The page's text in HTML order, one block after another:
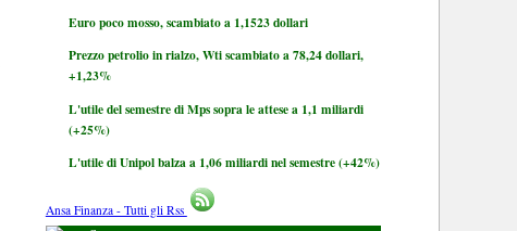
Euro poco mosso, scambiato a 1,1523 dollari
Prezzo petrolio in rialzo, Wti scambiato a 78,24 dollari,
+1,23%
L'utile del semestre di Mps sopra le attese a 1,1 miliardi
(+25%)
L'utile di Unipol balza a 1,06 miliardi nel semestre (+42%)
Ansa Finanza - Tutti gli Rss